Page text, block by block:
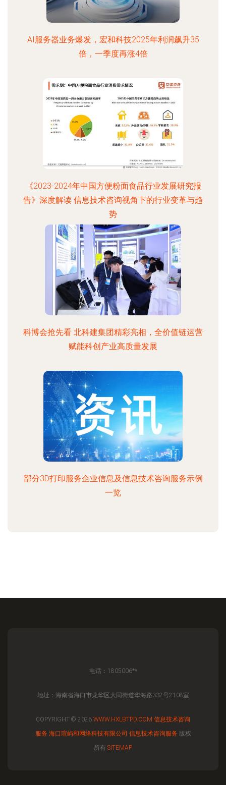
AI服务器业务爆发，宏和科技2025年利润飙升35
倍，一季度再涨4倍
《2023-2024年中国方便粉面食品行业发展研究报
告》深度解读 信息技术咨询视角下的行业变革与趋
势
科博会抢先看 北科建集团精彩亮相，全价值链运营
赋能科创产业高质量发展
部分3D打印服务企业信息及信息技术咨询服务示例
一览
电话：1805006**
地址：海南省海口市龙华区大同街道华海路332号2108室
COPYRIGHT © 2026 WWW.HXLBTPD.COM 信息技术咨询
服务 海口瑄屿和网络科技有限公司 信息技术咨询服务 版权
所有 SITEMAP